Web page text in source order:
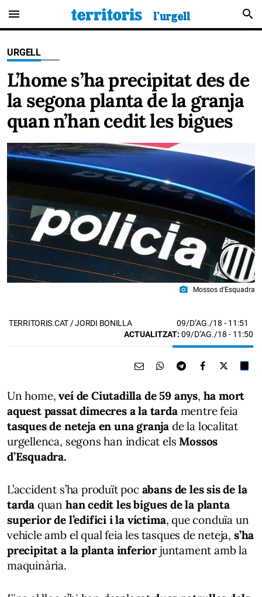
menu search
URGELL
L’home s’ha precipitat des de
la segona planta de la granja
quan n’han cedit les bigues
photo_camera Mossos d'Esquadra
TERRITORIS.CAT / JORDI BONILLA 09/D’AG./18 - 11:51
ACTUALITZAT: 09/D’AG./18 - 11:50
Un home,veí de Ciutadilla de 59 anys, ha mort
aquest passat dimecres a la tardamentre feia
tasques de neteja en una granja de la localitat
urgellenca, segons han indicat els Mossos
d’Esquadra.
L’accident s’ha produït poc abans de les sis de la
tarda quan han cedit les bigues de la planta
superior de l’edifici i la víctima, que conduïa un
vehicle amb el qual feia les tasques de neteja, s’ha
precipitat a la planta inferior juntament amb la
maquinària.